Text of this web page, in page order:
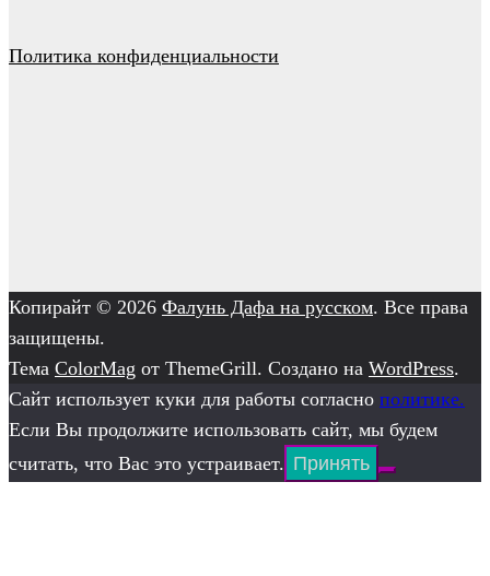
Политика конфиденциальности
Копирайт © 2026 Фалунь Дафа на русском. Все права
защищены.
Тема ColorMag от ThemeGrill. Создано на WordPress.
Сайт использует куки для работы согласно политике.
Если Вы продолжите использовать сайт, мы будем
считать, что Вас это устраивает. Принять